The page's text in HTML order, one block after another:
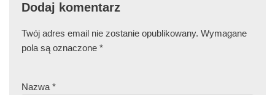
Dodaj komentarz
Twój adres email nie zostanie opublikowany. Wymagane
pola są oznaczone *
Nazwa *